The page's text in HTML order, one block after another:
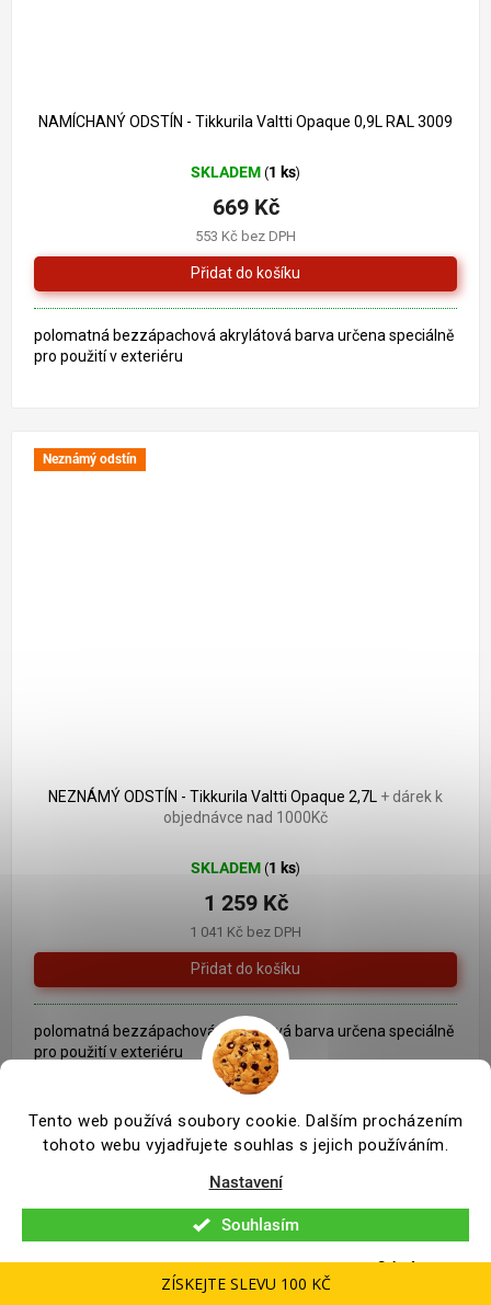
Tento web používá soubory cookie. Dalším procházením
tohoto webu vyjadřujete souhlas s jejich používáním.
Nastavení
Odmítnout
Souhlasím
NAMÍCHANÝ ODSTÍN - Tikkurila Valtti Opaque 0,9L RAL 3009
SKLADEM (1 ks)
553 Kč bez DPH
669 Kč
polomatná bezzápachová akrylátová barva určena speciálně
pro použití v exteriéru
Neznámý odstín
NEZNÁMÝ ODSTÍN - Tikkurila Valtti Opaque 2,7L + dárek k
objednávce nad 1000Kč
SKLADEM (1 ks)
1 041 Kč bez DPH
1 259 Kč
polomatná bezzápachová akrylátová barva určena speciálně
pro použití v exteriéru
Neznámý odstín
ZÍSKEJTE SLEVU 100 KČ